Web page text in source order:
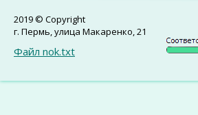
2019 © Copyright
г. Пермь, улица Макаренко, 21
Файл nok.txt